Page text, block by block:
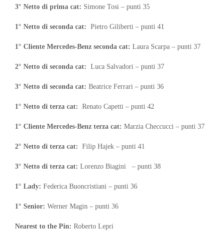
3° Netto di prima cat: Simone Tosi – punti 35
1° Netto di seconda cat: Pietro Giliberti – punti 41
1° Cliente Mercedes-Benz seconda cat: Laura Scarpa – punti 37
2° Netto di seconda cat: Luca Salvadori – punti 37
3° Netto di seconda cat: Beatrice Ferrari – punti 36
1° Netto di terza cat: Renato Capetti – punti 42
1° Cliente Mercedes-Benz terza cat: Marzia Checcucci – punti 37
2° Netto di terza cat: Filip Hajek – punti 41
3° Netto di terza cat: Lorenzo Biagini – punti 38
1° Lady: Federica Buoncristiani – punti 36
1° Senior: Werner Magin – punti 36
Nearest to the Pin: Roberto Lepri